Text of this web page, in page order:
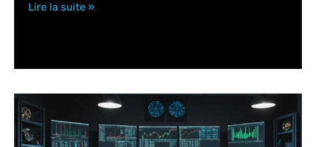
Lire la suite »